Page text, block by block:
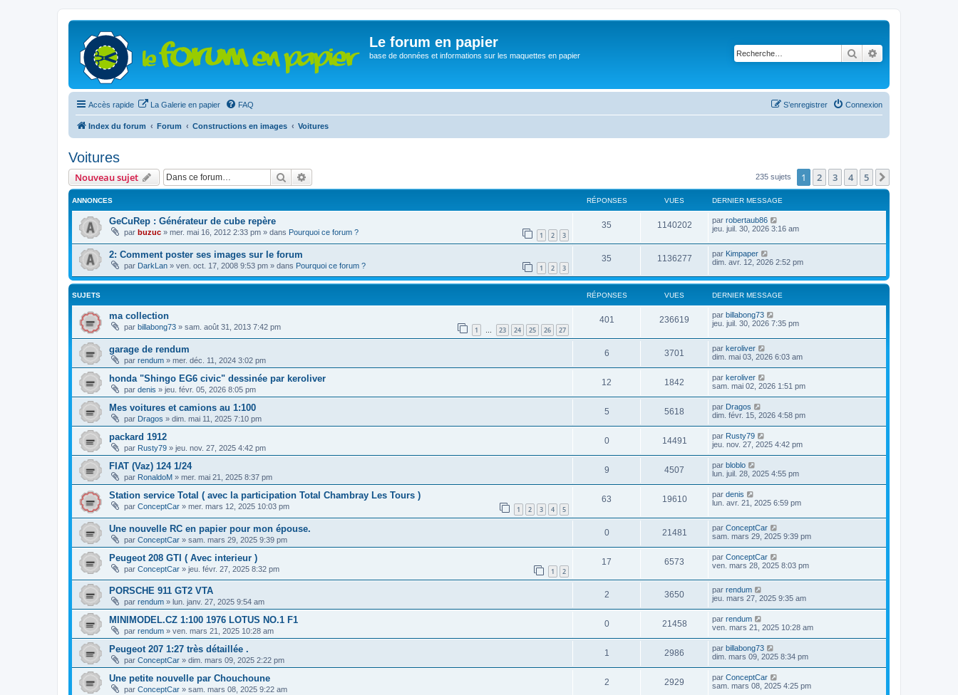
Le forum en papier
base de données et informations sur les maquettes en papier Rechercher
Accès rapide La Galerie en papier FAQ Connexion
S’enregistrer
Index du forum Forum Constructions en images Voitures
Voitures
Nouveau sujet Rechercher 235 sujets 1 2 3 4 5
ANNONCES RÉPONSES VUES DERNIER MESSAGE
GeCuRep : Générateur de cube repère
par buzuc » mer. mai 16, 2012 2:33 pm » dans Pourquoi ce forum ? 1 2 3
35 1140202 par robertaub86
jeu. juil. 30, 2026 3:16 am
2: Comment poster ses images sur le forum
par DarkLan » ven. oct. 17, 2008 9:53 pm » dans Pourquoi ce forum ? 1 2 3
35 1136277 par Kimpaper
dim. avr. 12, 2026 2:52 pm
SUJETS RÉPONSES VUES DERNIER MESSAGE
ma collection
par billabong73 » sam. août 31, 2013 7:42 pm 1 … 23 24 25 26 27
401 236619 par billabong73
jeu. juil. 30, 2026 7:35 pm
garage de rendum
par rendum » mer. déc. 11, 2024 3:02 pm
6 3701 par keroliver
dim. mai 03, 2026 6:03 am
honda "Shingo EG6 civic" dessinée par keroliver
par denis » jeu. févr. 05, 2026 8:05 pm
12 1842 par keroliver
sam. mai 02, 2026 1:51 pm
Mes voitures et camions au 1:100
par Dragos » dim. mai 11, 2025 7:10 pm
5 5618 par Dragos
dim. févr. 15, 2026 4:58 pm
packard 1912
par Rusty79 » jeu. nov. 27, 2025 4:42 pm
0 14491 par Rusty79
jeu. nov. 27, 2025 4:42 pm
FIAT (Vaz) 124 1/24
par RonaldoM » mer. mai 21, 2025 8:37 pm
9 4507 par bloblo
lun. juil. 28, 2025 4:55 pm
Station service Total ( avec la participation Total Chambray Les Tours )
par ConceptCar » mer. mars 12, 2025 10:03 pm 1 2 3 4 5
63 19610 par denis
lun. avr. 21, 2025 6:59 pm
Une nouvelle RC en papier pour mon épouse.
par ConceptCar » sam. mars 29, 2025 9:39 pm
0 21481 par ConceptCar
sam. mars 29, 2025 9:39 pm
Peugeot 208 GTI ( Avec interieur )
par ConceptCar » jeu. févr. 27, 2025 8:32 pm 1 2
17 6573 par ConceptCar
ven. mars 28, 2025 8:03 pm
PORSCHE 911 GT2 VTA
par rendum » lun. janv. 27, 2025 9:54 am
2 3650 par rendum
jeu. mars 27, 2025 9:35 am
MINIMODEL.CZ 1:100 1976 LOTUS NO.1 F1
par rendum » ven. mars 21, 2025 10:28 am
0 21458 par rendum
ven. mars 21, 2025 10:28 am
Peugeot 207 1:27 très détaillée .
par ConceptCar » dim. mars 09, 2025 2:22 pm
1 2986 par billabong73
dim. mars 09, 2025 8:34 pm
Une petite nouvelle par Chouchoune
par ConceptCar » sam. mars 08, 2025 9:22 am
2 2929 par ConceptCar
sam. mars 08, 2025 4:25 pm